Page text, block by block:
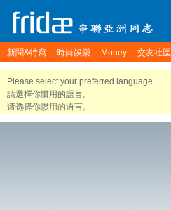
新聞&特寫 時尚娛樂 Money 交友社區
Please select your preferred language.
請選擇你慣用的語言。
请选择你惯用的语言。